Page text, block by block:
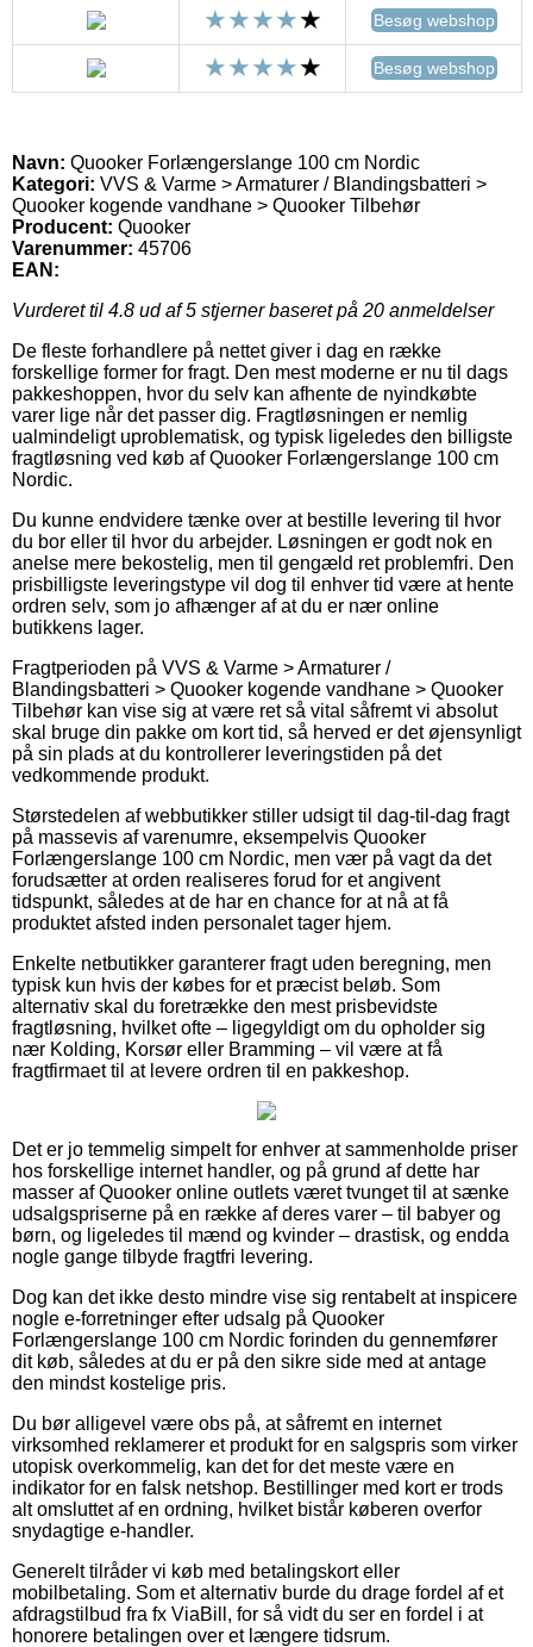
Besøg webshop
Besøg webshop
Navn: Quooker Forlængerslange 100 cm Nordic
Kategori: VVS & Varme > Armaturer / Blandingsbatteri >
Quooker kogende vandhane > Quooker Tilbehør
Producent: Quooker
Varenummer: 45706
EAN:
Vurderet til 4.8 ud af 5 stjerner baseret på 20 anmeldelser
De fleste forhandlere på nettet giver i dag en række
forskellige former for fragt. Den mest moderne er nu til dags
pakkeshoppen, hvor du selv kan afhente de nyindkøbte
varer lige når det passer dig. Fragtløsningen er nemlig
ualmindeligt uproblematisk, og typisk ligeledes den billigste
fragtløsning ved køb af Quooker Forlængerslange 100 cm
Nordic.
Du kunne endvidere tænke over at bestille levering til hvor
du bor eller til hvor du arbejder. Løsningen er godt nok en
anelse mere bekostelig, men til gengæld ret problemfri. Den
prisbilligste leveringstype vil dog til enhver tid være at hente
ordren selv, som jo afhænger af at du er nær online
butikkens lager.
Fragtperioden på VVS & Varme > Armaturer /
Blandingsbatteri > Quooker kogende vandhane > Quooker
Tilbehør kan vise sig at være ret så vital såfremt vi absolut
skal bruge din pakke om kort tid, så herved er det øjensynligt
på sin plads at du kontrollerer leveringstiden på det
vedkommende produkt.
Størstedelen af webbutikker stiller udsigt til dag-til-dag fragt
på massevis af varenumre, eksempelvis Quooker
Forlængerslange 100 cm Nordic, men vær på vagt da det
forudsætter at orden realiseres forud for et angivent
tidspunkt, således at de har en chance for at nå at få
produktet afsted inden personalet tager hjem.
Enkelte netbutikker garanterer fragt uden beregning, men
typisk kun hvis der købes for et præcist beløb. Som
alternativ skal du foretrække den mest prisbevidste
fragtløsning, hvilket ofte – ligegyldigt om du opholder sig
nær Kolding, Korsør eller Bramming – vil være at få
fragtfirmaet til at levere ordren til en pakkeshop.
Det er jo temmelig simpelt for enhver at sammenholde priser
hos forskellige internet handler, og på grund af dette har
masser af Quooker online outlets været tvunget til at sænke
udsalgspriserne på en række af deres varer – til babyer og
børn, og ligeledes til mænd og kvinder – drastisk, og endda
nogle gange tilbyde fragtfri levering.
Dog kan det ikke desto mindre vise sig rentabelt at inspicere
nogle e-forretninger efter udsalg på Quooker
Forlængerslange 100 cm Nordic forinden du gennemfører
dit køb, således at du er på den sikre side med at antage
den mindst kostelige pris.
Du bør alligevel være obs på, at såfremt en internet
virksomhed reklamerer et produkt for en salgspris som virker
utopisk overkommelig, kan det for det meste være en
indikator for en falsk netshop. Bestillinger med kort er trods
alt omsluttet af en ordning, hvilket bistår køberen overfor
snydagtige e-handler.
Generelt tilråder vi køb med betalingskort eller
mobilbetaling. Som et alternativ burde du drage fordel af et
afdragstilbud fra fx ViaBill, for så vidt du ser en fordel i at
honorere betalingen over et længere tidsrum.